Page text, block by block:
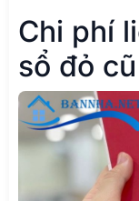
Chi phí
sổ đỏ